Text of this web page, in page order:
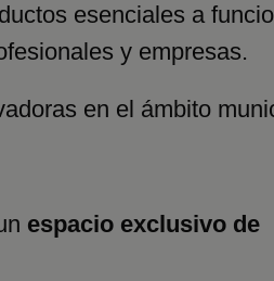
esenciales a
y empresas.
en el ámbito
espacio exclusivo de